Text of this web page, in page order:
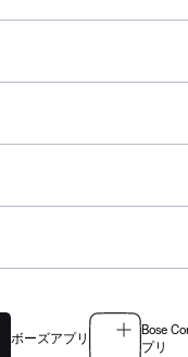
ボーズアプリ
Bose
プリ